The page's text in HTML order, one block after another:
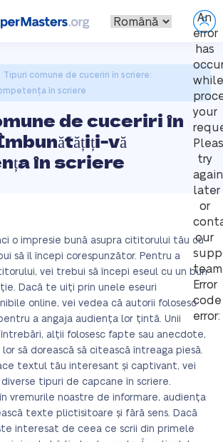
An
error
has
while
your
try
again
later
or
our
Error
code
error:
Tipuri comune de cuceriri în scriere:
în scriere
de cuceriri în
vă
în scriere
o impresie bună asupra cititorului tău cu
să îl începi corespunzător. Pentru a
vei trebui să începi eseul cu un bun
Dacă te uiți prin unele eseuri
online, vei vedea că autorii folosesc
a angaja audiența lor țintă. Unii
alții folosesc fapte sau anecdote,
să dorească să citească întreaga piesă.
textul tău interesant și captivant, vei
tipuri de capcane în scriere.
vremurile noastre de informare, audiența
texte plictisitoare și fără sens. Dacă
interesat de ceea ce scrii din primele